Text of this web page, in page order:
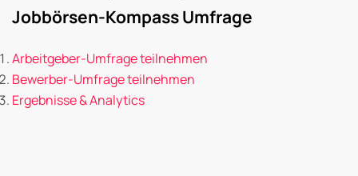
Jobbörsen-Kompass Umfrage
Arbeitgeber-Umfrage teilnehmen
Bewerber-Umfrage teilnehmen
Ergebnisse & Analytics